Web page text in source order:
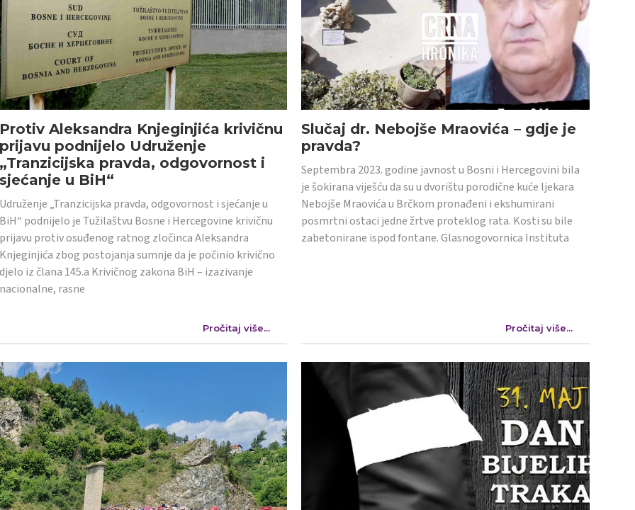
Aleksandra Knjeginjića krivičnu
podnijelo Udruženje
pravda, odgovornost i
u BiH“
„Tranzicijska pravda, odgovornost i sjećanje u
podnijelo je Tužilaštvu Bosne i Hercegovine krivičnu
protiv osuđenog ratnog zločinca Aleksandra
zbog postojanja sumnje da je počinio krivično
iz člana 145.a Krivičnog zakona BiH – izazivanje
rasne
Pročitaj više...
Slučaj dr. Nebojše Mraovića – gdje je
pravda?
Septembra 2023. godine javnost u Bosni i Hercegovini bila
je šokirana viješću da su u dvorištu porodične kuće ljekara
Nebojše Mraovića u Brčkom pronađeni i ekshumirani
posmrtni ostaci jedne žrtve proteklog rata. Kosti su bile
zabetonirane ispod fontane. Glasnogovornica Instituta
Pročitaj više...